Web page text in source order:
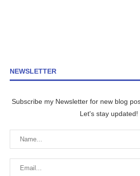
NEWSLETTER
Subscribe my Newsletter for new blog
Let's stay updated!